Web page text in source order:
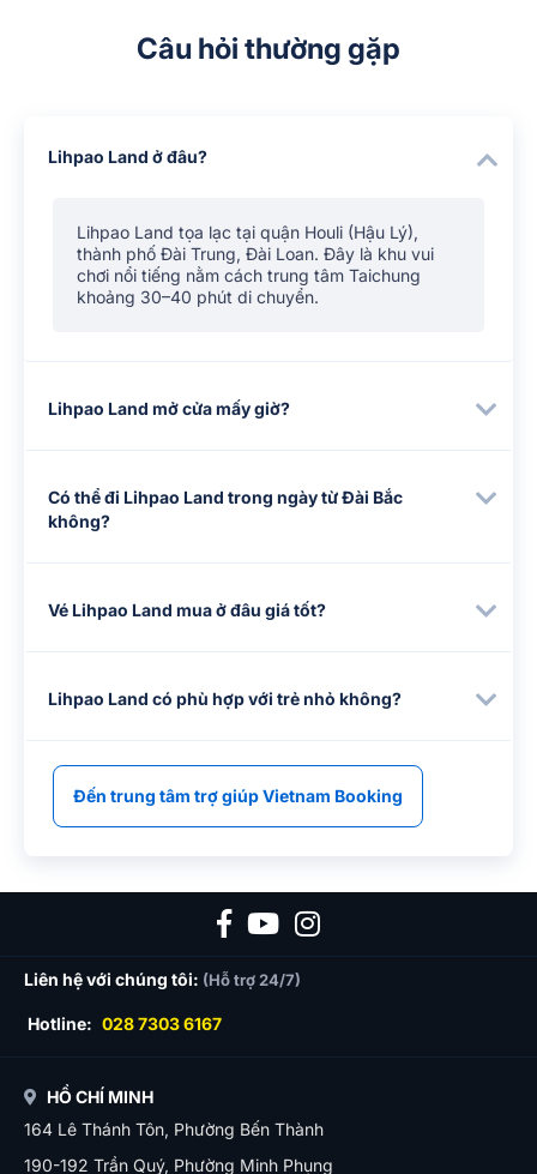
Câu hỏi thường gặp
Lihpao Land ở đâu?
Lihpao Land tọa lạc tại quận Houli (Hậu Lý),
thành phố Đài Trung, Đài Loan. Đây là khu vui
chơi nổi tiếng nằm cách trung tâm Taichung
khoảng 30–40 phút di chuyển.
Lihpao Land mở cửa mấy giờ?
Có thể đi Lihpao Land trong ngày từ Đài Bắc
không?
Vé Lihpao Land mua ở đâu giá tốt?
Lihpao Land có phù hợp với trẻ nhỏ không?
Đến trung tâm trợ giúp Vietnam Booking
Liên hệ với chúng tôi: (Hỗ trợ 24/7)
Hotline: 028 7303 6167
HỒ CHÍ MINH
164 Lê Thánh Tôn, Phường Bến Thành
190-192 Trần Quý, Phường Minh Phụng